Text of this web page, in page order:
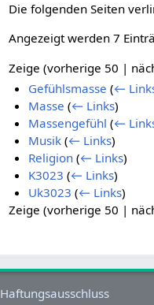
Die folgenden Seiten
Angezeigt werden 7
Zeige (vorherige 50 |
Gefühlsmasse (←
Masse (← Links)
Massengefühl (←
Musik (← Links)
Religion (← Links)
K3023 (← Links)
Uk3023 (← Links)
Zeige (vorherige 50 |
Haftungsausschluss